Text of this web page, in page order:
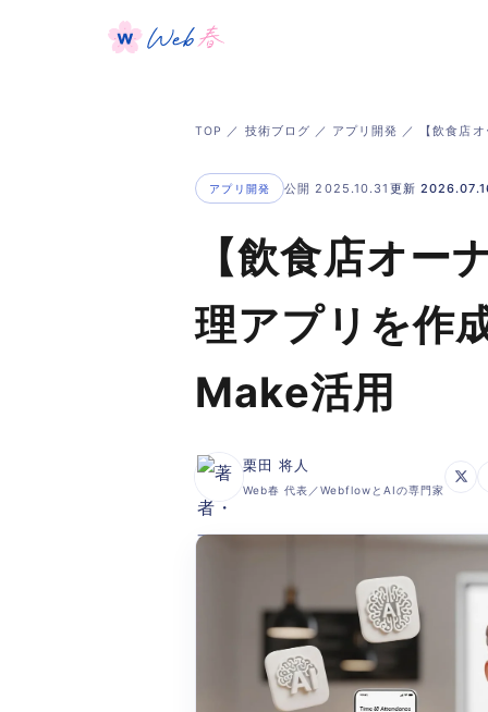
TOP ／ 技術ブログ ／ アプリ開発 ／ 【飲食店
アプリ開発 公開 2025.10.31 更新
【飲食店オー
理アプリを作
Make活用
栗田 将人
Web春 代表／WebflowとAIの専門家